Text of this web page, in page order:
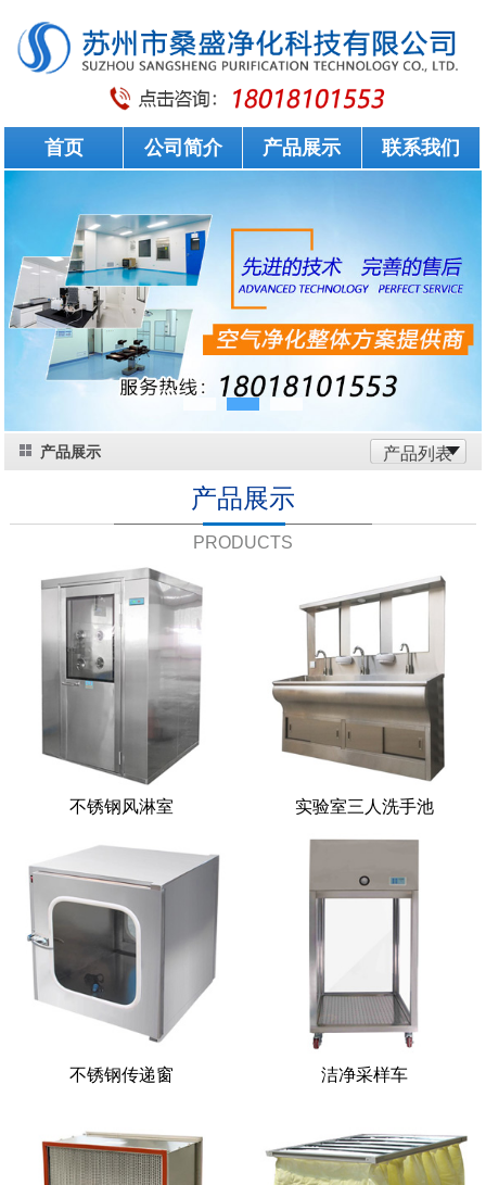
首页 公司简介 产品展示 联系我们
产品展示 产品列表
产品展示
PRODUCTS
不锈钢风淋室 实验室三人洗手池
不锈钢传递窗 洁净采样车